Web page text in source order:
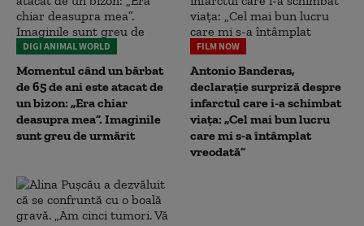
DIGI ANIMAL WORLD
Momentul când un bărbat
de 65 de ani este atacat de
un bizon: „Era chiar
deasupra mea”. Imaginile
sunt greu de urmărit
FILM NOW
Antonio Banderas,
declarație surpriză despre
infarctul care i-a schimbat
viața: „Cel mai bun lucru
care mi s-a întâmplat
vreodată”